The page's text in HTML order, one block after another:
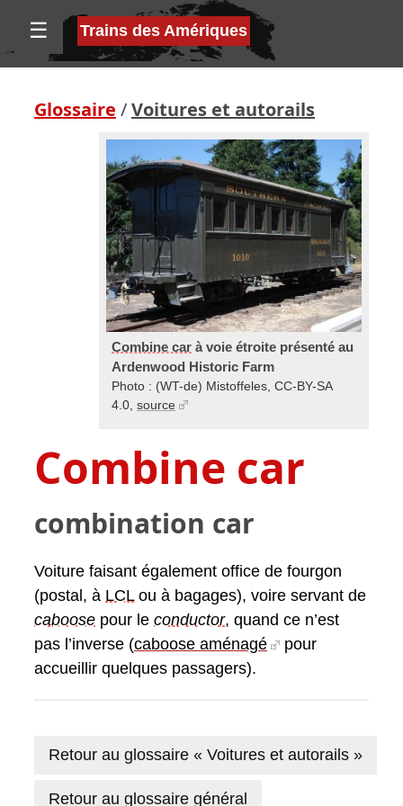
☰ Trains des Amériques
Glossaire /Voitures et autorails
Combine car à voie étroite présenté au
Ardenwood Historic Farm
Photo : (WT-de) Mistoffeles, CC-BY-SA
4.0, source
Combine car
combination car
Voiture faisant également office de fourgon
(postal, à LCLou à bagages), voire servant de
caboose pour le conductor, quand ce n’est
pas l’inverse (caboose aménagé
pour
accueillir quelques passagers).
Retour au glossaire « Voitures et autorails »
Retour au glossaire général